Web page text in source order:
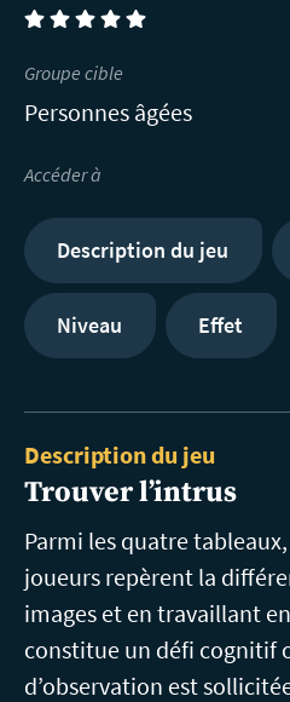
(5)
Groupe cible
Personnes âgées
Accéder à
Description du jeu
Niveau Effet
Description du jeu
Trouver l’intrus
Parmi les quatre
joueurs repèrent la
images et en travaillant
constitue un défi cognitif
d’observation est